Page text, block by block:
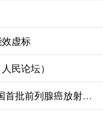
虚标
民论坛）
传金所配资 天津肿瘤医院成功实施全国首批前列腺癌放射性配体疗法 为晚期患者带来新希望